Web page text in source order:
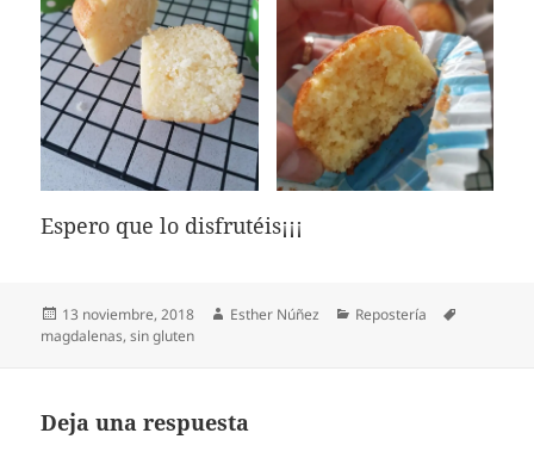
Espero que lo disfrutéis¡¡¡
Publicado
el
13 noviembre, 2018 Autor
Esther Núñez Categorías
Repostería
magdalenas,sin gluten
Deja una respuesta